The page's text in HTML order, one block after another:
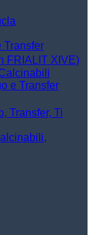
Transfer
FRIALIT XIVE)
e Transfer
Transfer, Ti